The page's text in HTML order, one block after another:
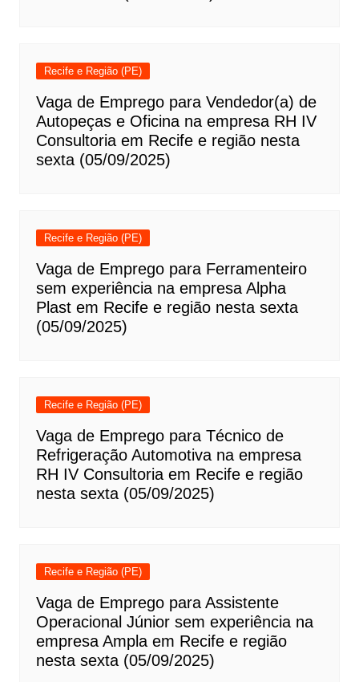
Recife e Região (PE)
Vaga de Emprego para Vendedor(a) de
Autopeças e Oficina na empresa RH IV
Consultoria em Recife e região nesta
sexta (05/09/2025)
Recife e Região (PE)
Vaga de Emprego para Ferramenteiro
sem experiência na empresa Alpha
Plast em Recife e região nesta sexta
(05/09/2025)
Recife e Região (PE)
Vaga de Emprego para Técnico de
Refrigeração Automotiva na empresa
RH IV Consultoria em Recife e região
nesta sexta (05/09/2025)
Recife e Região (PE)
Vaga de Emprego para Assistente
Operacional Júnior sem experiência na
empresa Ampla em Recife e região
nesta sexta (05/09/2025)